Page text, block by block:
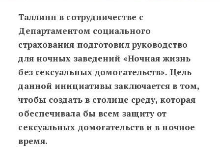
Как в эстонских барах и клубах
Таллинн в сотрудничестве с
Департаментом социального
страхования подготовил руководство
для ночных заведений «Ночная жизнь
без сексуальных домогательств». Цель
данной инициативы заключается в том,
чтобы создать в столице среду, которая
обеспечивала бы всем защиту от
сексуальных домогательств и в ночное
время.